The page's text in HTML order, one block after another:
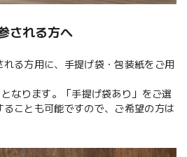
される方へ
る方用に、手提げ袋・包装紙をご用
なります。「手提げ袋あり」をご選
ことも可能ですので、ご希望の方は